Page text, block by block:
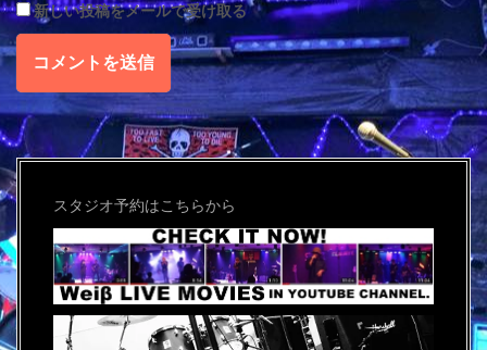
新しい投稿をメールで受け取る
スタジオ予約はこちらから